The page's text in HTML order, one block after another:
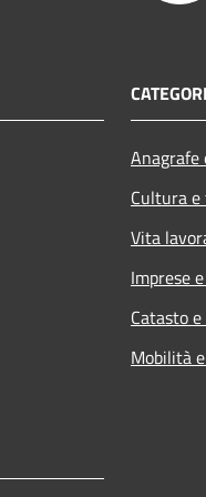
Cultura
Vita
Imprese
Catasto
Mobilità